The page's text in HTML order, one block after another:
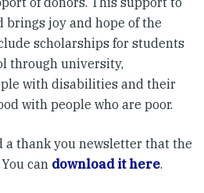
brings joy and hope of the
scholarships for students
through university,
with disabilities and their
with people who are poor.
a thank you newsletter that the
can download it here.